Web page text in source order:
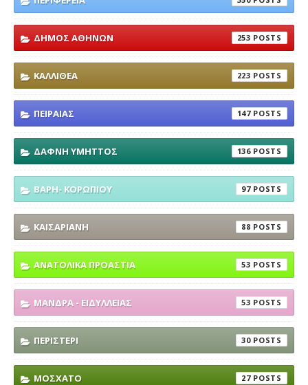
ΔΗΜΟΣ ΑΘΗΝΩΝ 253
ΚΑΛΛΙΘΕΑ 223
ΠΕΙΡΑΙΑΣ 147
ΔΑΦΝΗ ΥΜΗΤΤΟΣ 136
ΒΑΡΗ- ΚΟΡΩΠΙΟΥ 97
ΚΑΙΣΑΡΙΑΝΗ 88
ΑΝΑΤΟΛΙΚΑ ΠΡΟΑΣΤΙΑ 53
ΜΑΝΔΡΑ - ΕΙΔΥΛΛΕΙΑΣ 53
ΠΕΡΙΣΤΕΡΙ 30
ΜΟΣΧΑΤΟ 27